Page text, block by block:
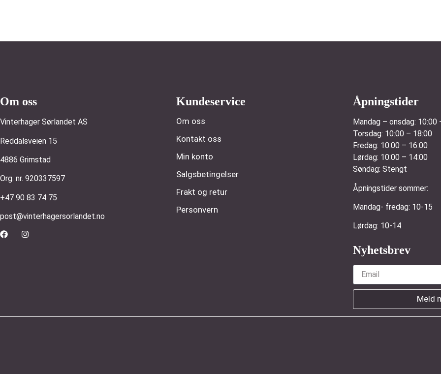
Om oss
Vinterhager Sørlandet AS
Reddalsveien 15
4886 Grimstad
Org. nr. 920337597
+47 90 83 74 75
post@vinterhagersorlandet.no
Kundeservice
Om oss
Kontakt oss
Min konto
Salgsbetingelser
Frakt og retur
Personvern
Åpningstider
Mandag – onsdag: 10:00
Torsdag: 10:00 – 18:00
Fredag: 10:00 – 16:00
Lørdag: 10:00 – 14:00
Søndag: Stengt
Åpningstider sommer:
Mandag- fredag:
Lørdag: 10-14
Nyhetsbrev
Meld